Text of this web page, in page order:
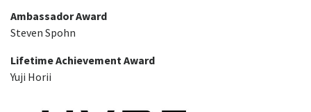
Ambassador Award
Steven Spohn
Lifetime Achievement Award
Yuji Horii